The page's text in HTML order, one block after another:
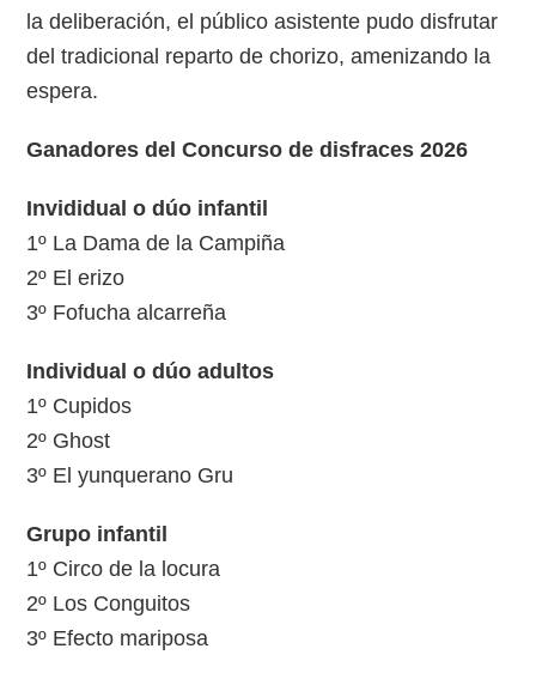
la deliberación, el público asistente pudo disfrutar
del tradicional reparto de chorizo, amenizando la
espera.
Ganadores del Concurso de disfraces 2026
Invididual o dúo infantil
1º La Dama de la Campiña
2º El erizo
3º Fofucha alcarreña
Individual o dúo adultos
1º Cupidos
2º Ghost
3º El yunquerano Gru
Grupo infantil
1º Circo de la locura
2º Los Conguitos
3º Efecto mariposa